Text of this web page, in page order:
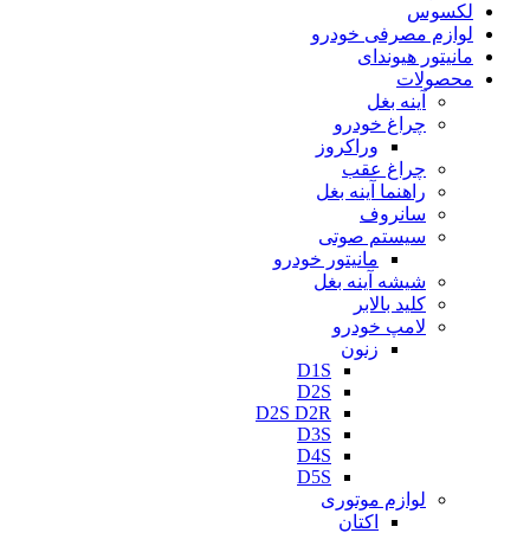
لکسوس
لوازم مصرفی خودرو
مانیتور هیوندای
محصولات
آینه بغل
چراغ خودرو
وراکروز
چراغ عقب
راهنما آینه بغل
سانروف
سیستم صوتی
مانیتور خودرو
شیشه آینه بغل
کلید بالابر
لامپ خودرو
زنون
D1S
D2S
D2S D2R
D3S
D4S
D5S
لوازم موتوری
اکتان